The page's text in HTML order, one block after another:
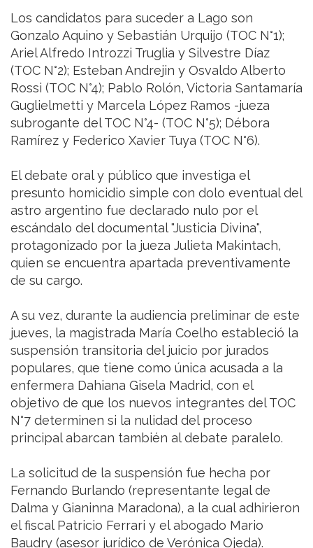
Los candidatos para suceder a Lago son
Gonzalo Aquino y Sebastián Urquijo (TOC N°1);
Ariel Alfredo Introzzi Truglia y Silvestre Díaz
(TOC N°2); Esteban Andrejin y Osvaldo Alberto
Rossi (TOC N°4); Pablo Rolón, Victoria Santamaría
Guglielmetti y Marcela López Ramos -jueza
subrogante del TOC N°4- (TOC N°5); Débora
Ramírez y Federico Xavier Tuya (TOC N°6).
El debate oral y público que investiga el
presunto homicidio simple con dolo eventual del
astro argentino fue declarado nulo por el
escándalo del documental "Justicia Divina",
protagonizado por la jueza Julieta Makintach,
quien se encuentra apartada preventivamente
de su cargo.
A su vez, durante la audiencia preliminar de este
jueves, la magistrada María Coelho estableció la
suspensión transitoria del juicio por jurados
populares, que tiene como única acusada a la
enfermera Dahiana Gisela Madrid, con el
objetivo de que los nuevos integrantes del TOC
N°7 determinen si la nulidad del proceso
principal abarcan también al debate paralelo.
La solicitud de la suspensión fue hecha por
Fernando Burlando (representante legal de
Dalma y Gianinna Maradona), a la cual adhirieron
el fiscal Patricio Ferrari y el abogado Mario
Baudry (asesor jurídico de Verónica Ojeda).